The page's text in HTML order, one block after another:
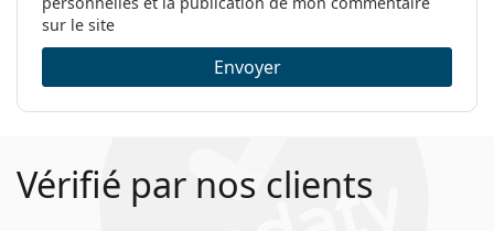
sur le site
Envoyer
Vérifié par nos clients